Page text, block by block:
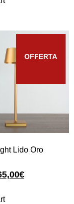
OFFERTA
Lido Oro
€